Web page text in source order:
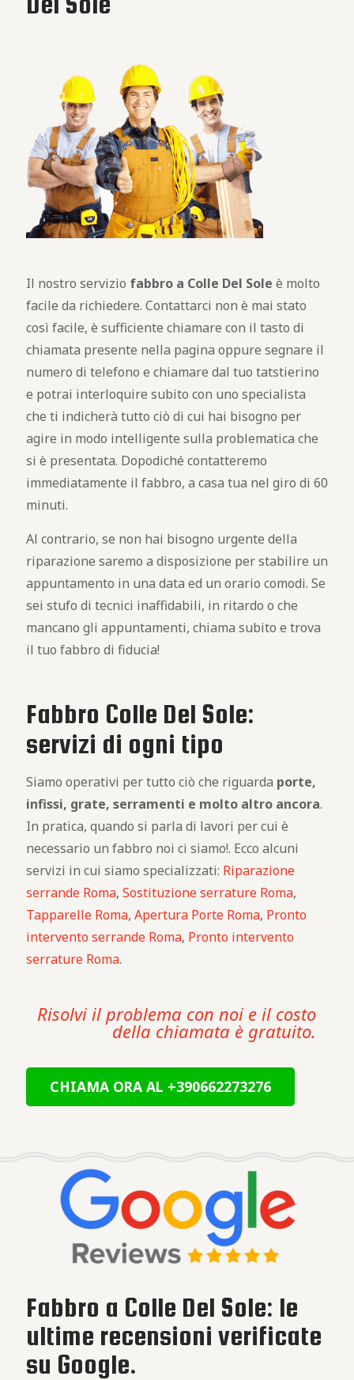
Il nostro servizio fabbro a Colle Del Sole è molto
facile da richiedere. Contattarci non è mai stato
così facile, è sufficiente chiamare con il tasto di
chiamata presente nella pagina oppure segnare il
numero di telefono e chiamare dal tuo tatstierino
e potrai interloquire subito con uno specialista
che ti indicherà tutto ciò di cui hai bisogno per
agire in modo intelligente sulla problematica che
si è presentata. Dopodiché contatteremo
immediatamente il fabbro, a casa tua nel giro di 60
minuti.
Al contrario, se non hai bisogno urgente della
riparazione saremo a disposizione per stabilire un
appuntamento in una data ed un orario comodi. Se
sei stufo di tecnici inaffidabili, in ritardo o che
mancano gli appuntamenti, chiama subito e trova
il tuo fabbro di fiducia!
Fabbro Colle Del Sole:
servizi di ogni tipo
Siamo operativi per tutto ciò che riguarda porte,
infissi, grate, serramenti e molto altro ancora.
In pratica, quando si parla di lavori per cui è
necessario un fabbro noi ci siamo!. Ecco alcuni
servizi in cui siamo specializzati: Riparazione
serrande Roma, Sostituzione serrature Roma,
Tapparelle Roma, Apertura Porte Roma, Pronto
intervento serrande Roma, Pronto intervento
serrature Roma.
Risolvi il problema con noi e il costo
della chiamata è gratuito.
CHIAMA ORA AL +390662273276
Fabbro a Colle Del Sole: le
ultime recensioni verificate
su Google.